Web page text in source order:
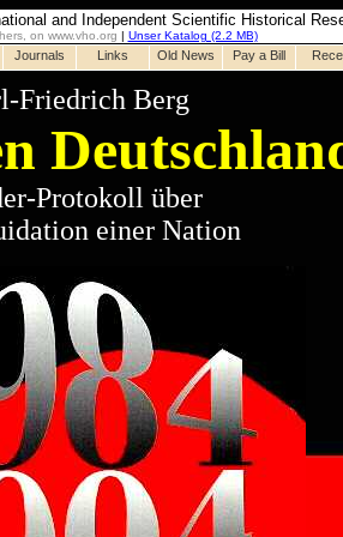
and Independent Scientific Historical
on www.vho.org | Unser Katalog (2.2 MB)
Friedrich Berg
Protokoll über
einer Nation
Journals Links Old News Pay a Bill